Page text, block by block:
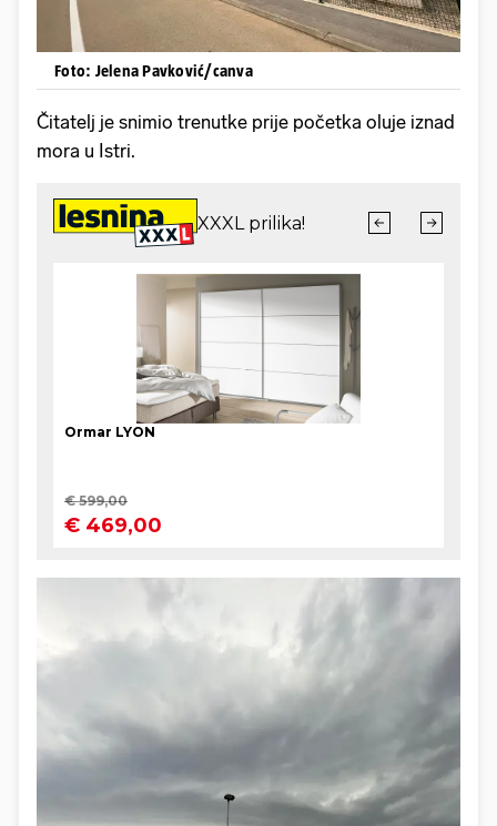
Foto: Jelena Pavković/canva
Čitatelj je snimio trenutke prije početka oluje iznad
mora u Istri.